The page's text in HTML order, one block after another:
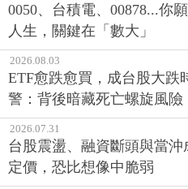
0050、台積電、00878...你
人生，關鍵在「數大」
2026.08.03
ETF愈跌愈買，成台股大跌
警：背後暗藏死亡螺旋風險
2026.07.31
台股震盪、融資斷頭與當
定價，恐比想像中脆弱